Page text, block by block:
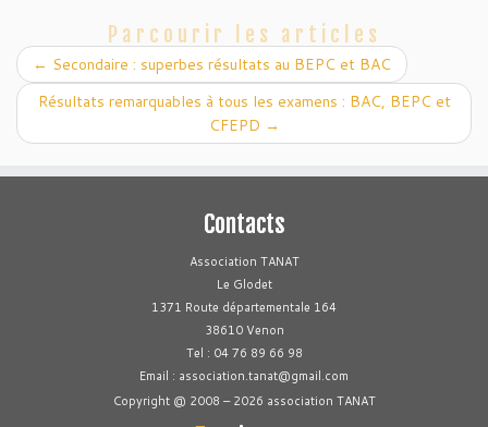
Parcourir les articles
← Secondaire : superbes résultats au BEPC et BAC
Résultats remarquables à tous les examens : BAC, BEPC et
CFEPD →
Contacts
Association TANAT
Le Glodet
1371 Route départementale 164
38610 Venon
Tel : 04 76 89 66 98
Email : association.tanat@gmail.com
Copyright @ 2008 – 2026 association TANAT